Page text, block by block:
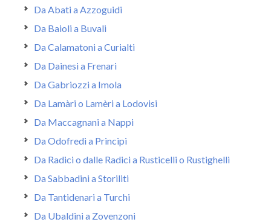
Da Abati a Azzoguidi
Da Baioli a Buvali
Da Calamatoni a Curialti
Da Dainesi a Frenari
Da Gabriozzi a Imola
Da Lamàri o Lamèri a Lodovisi
Da Maccagnani a Nappi
Da Odofredi a Principi
Da Radici o dalle Radici a Rusticelli o Rustighelli
Da Sabbadini a Storiliti
Da Tantidenari a Turchi
Da Ubaldini a Zovenzoni